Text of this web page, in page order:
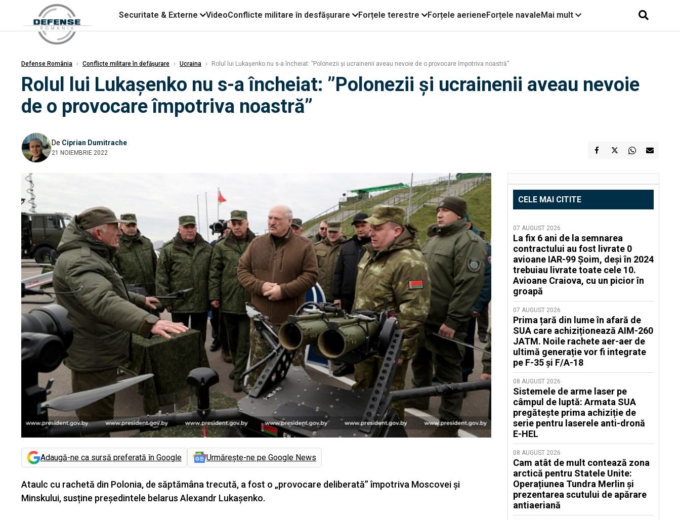
Securitate & Externe VideoConflicte militare în desfășurare Forțele terestre Forțele aerieneForțele navaleMai mult
Defense România › Conflicte militare în defășurare › Ucraina › Rolul lui Lukașenko nu s-a încheiat: ”Polonezii și ucrainenii aveau nevoie de o provocare împotriva noastră”
Rolul lui Lukașenko nu s-a încheiat: ”Polonezii și ucrainenii aveau nevoie
de o provocare împotriva noastră”
De Ciprian Dumitrache
21 NOIEMBRIE 2022
Adaugă-ne ca sursă preferată în Google Urmărește-ne pe Google News
Ataulc cu rachetă din Polonia, de săptămâna trecută, a fost o „provocare deliberată” împotriva Moscovei și
Minskului, susține președintele belarus Alexandr Lukașenko.
CELE MAI CITITE
07 AUGUST 2026
La fix 6 ani de la semnarea
contractului au fost livrate 0
avioane IAR-99 Șoim, deși în 2024
trebuiau livrate toate cele 10.
Avioane Craiova, cu un picior în
groapă
07 AUGUST 2026
Prima țară din lume în afară de
SUA care achiziționează AIM-260
JATM. Noile rachete aer-aer de
ultimă generație vor fi integrate
pe F-35 și F/A-18
08 AUGUST 2026
Sistemele de arme laser pe
câmpul de luptă: Armata SUA
pregătește prima achiziție de
serie pentru laserele anti-dronă
E-HEL
08 AUGUST 2026
Cam atât de mult contează zona
arctică pentru Statele Unite:
Operațiunea Tundra Merlin şi
prezentarea scutului de apărare
antiaeriană